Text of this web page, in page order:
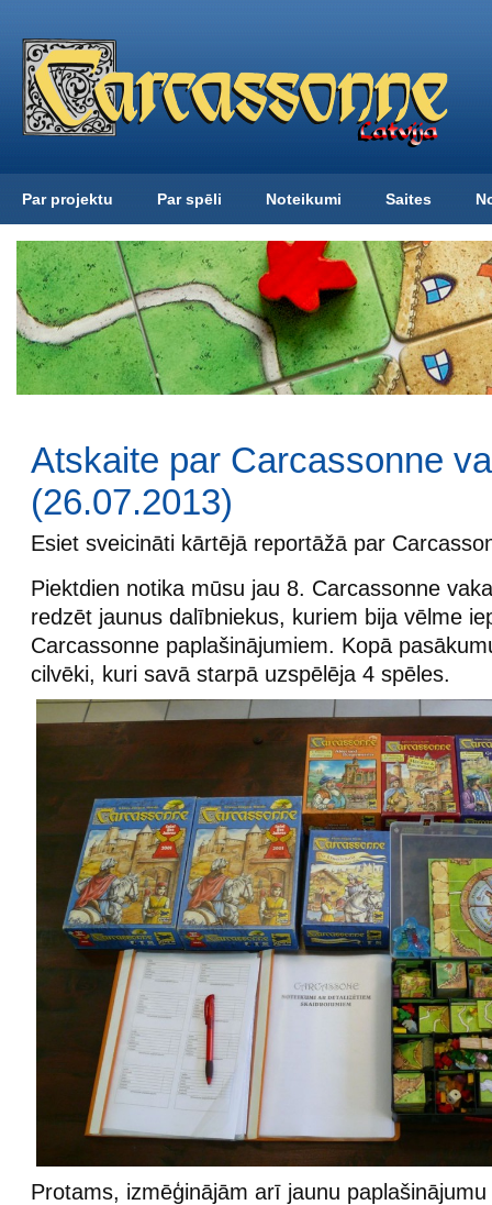
Par projektu Par spēli Noteikumi Saites
Atskaite par Carcassonne
(26.07.2013)
Esiet sveicināti kārtējā reportāžā par
Piektdien notika mūsu jau 8. Carcassonne
redzēt jaunus dalībniekus, kuriem bija vēlme
Carcassonne paplašinājumiem. Kopā
cilvēki, kuri savā starpā uzspēlēja 4 spēles.
Protams, izmēģinājām arī jaunu paplašinājumu